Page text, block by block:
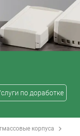
по доработке
корпуса